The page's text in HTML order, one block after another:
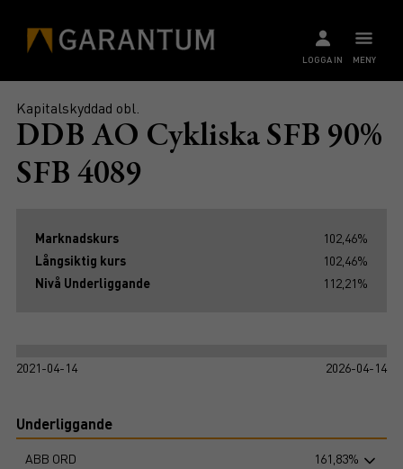
MENY
LOGGA IN
Kapitalskyddad obl.
DDB AO Cykliska SFB 90%
SFB 4089
Marknadskurs
102,46%
Långsiktig kurs
102,46%
Nivå Underliggande
112,21%
2021-04-14 2026-04-14
Underliggande
ABB ORD 161,83%